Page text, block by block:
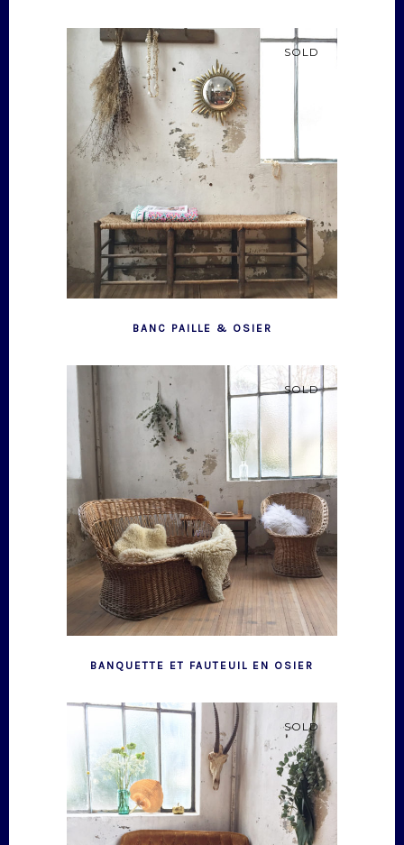
SOLD
BANC PAILLE & OSIER
SOLD
BANQUETTE ET FAUTEUIL EN OSIER
SOLD